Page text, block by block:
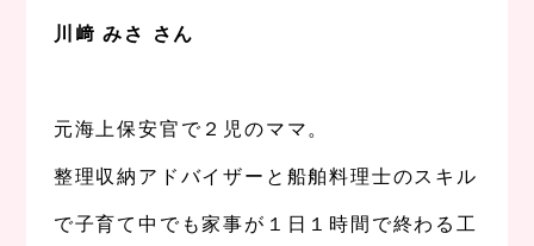
川﨑 みさ さん
元海上保安官で２児のママ。
整理収納アドバイザーと船舶料理士のスキル
で子育て中でも家事が１日１時間で終わる工